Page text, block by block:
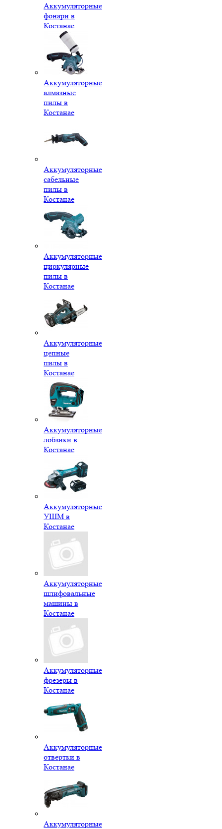
Аккумуляторные
фонари в
Костанае
Аккумуляторные
алмазные
пилы в
Костанае
Аккумуляторные
сабельные
пилы в
Костанае
Аккумуляторные
циркулярные
пилы в
Костанае
Аккумуляторные
цепные
пилы в
Костанае
Аккумуляторные
лобзики в
Костанае
Аккумуляторные
УШМ в
Костанае
Аккумуляторные
шлифовальные
машины в
Костанае
Аккумуляторные
фрезеры в
Костанае
Аккумуляторные
отвертки в
Костанае
Аккумуляторные